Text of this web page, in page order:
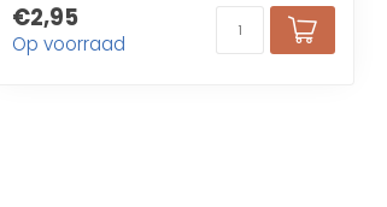
€2,95
Op voorraad